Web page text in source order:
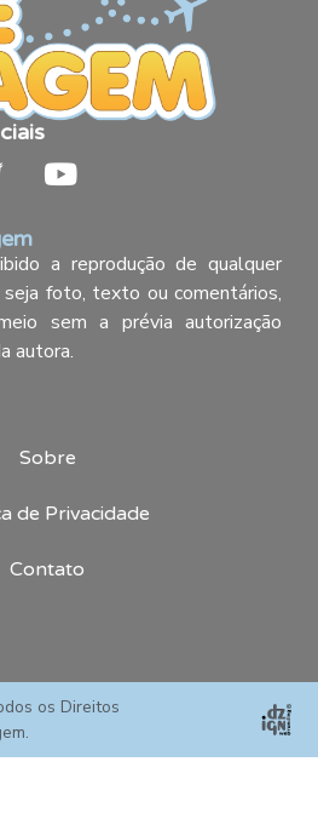
a reprodução de qualquer
foto, texto ou comentários,
sem a prévia autorização
autora.
Sobre
de Privacidade
Contato
os Direitos